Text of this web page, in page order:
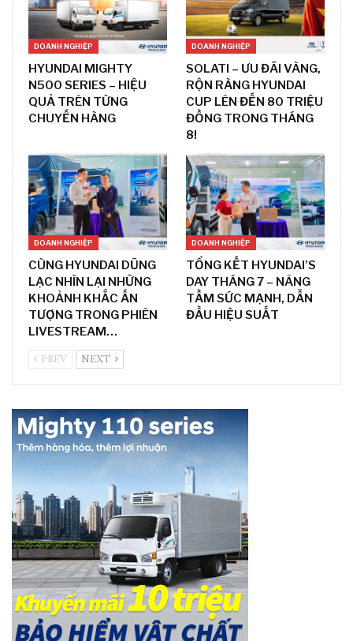
DOANH NGHIỆP
HYUNDAI MIGHTY
N500 SERIES – HIỆU
QUẢ TRÊN TỪNG
CHUYẾN HÀNG
DOANH NGHIỆP
SOLATI – ƯU ĐÃI VÀNG,
RỘN RÀNG HYUNDAI
CUP LÊN ĐẾN 80 TRIỆU
ĐỒNG TRONG THÁNG
8!
DOANH NGHIỆP
CÙNG HYUNDAI DŨNG
LẠC NHÌN LẠI NHỮNG
KHOẢNH KHẮC ẤN
TƯỢNG TRONG PHIÊN
LIVESTREAM…
DOANH NGHIỆP
TỔNG KẾT HYUNDAI’S
DAY THÁNG 7 – NÂNG
TẦM SỨC MẠNH, DẪN
ĐẦU HIỆU SUẤT
PREV NEXT